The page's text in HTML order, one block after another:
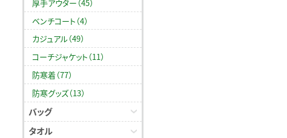
厚手アウター（45）
ベンチコート（4）
カジュアル（49）
コーチジャケット（11）
防寒着（77）
防寒グッズ（13）
バッグ
タオル